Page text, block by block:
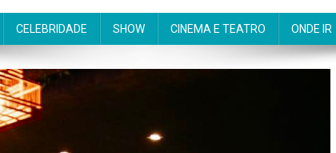
CELEBRIDADE SHOW CINEMA E TEATRO ONDE IR